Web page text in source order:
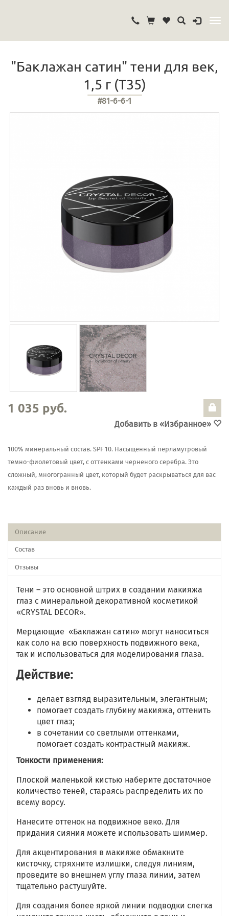
"Баклажан сатин" тени для век,
1,5 г (Т35)
#81-6-6-1
1 035 руб.
Добавить в «Избранное»
100% минеральный состав. SPF 10. Насыщенный перламутровый
темно-фиолетовый цвет, с оттенками черненого серебра. Это
сложный, многогранный цвет, который будет раскрываться для вас
каждый раз вновь и вновь.
Описание
Состав
Отзывы
Тени – это основной штрих в создании макияжа
глаз с минеральной декоративной косметикой
«CRYSTAL DECOR».
Мерцающие «Баклажан сатин» могут наноситься
как соло на всю поверхность подвижного века,
так и использоваться для моделирования глаза.
Действие:
делает взгляд выразительным, элегантным;
помогает создать глубину макияжа, оттенить
цвет глаз;
в сочетании со светлыми оттенками,
помогает создать контрастный макияж.
Тонкости применения:
Плоской маленькой кистью наберите достаточное
количество теней, стараясь распределить их по
всему ворсу.
Нанесите оттенок на подвижное веко. Для
придания сияния можете использовать шиммер.
Для акцентирования в макияже обмакните
кисточку, стряхните излишки, следуя линиям,
проведите во внешнем углу глаза линии, затем
тщательно растушуйте.
Для создания более яркой линии подводки слегка